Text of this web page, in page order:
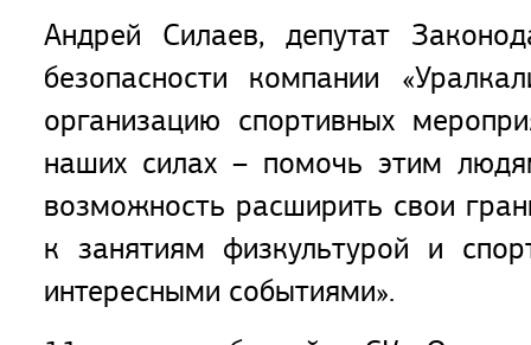
Андрей Силаев, депутат
безопасности компании
организацию спортивных
наших силах – помочь этим
возможность расширить свои
к занятиям физкультурой и
интересными событиями».